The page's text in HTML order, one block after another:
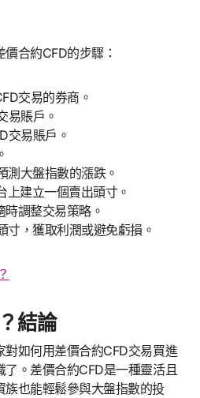
合約CFD的步驟：
交易的券商。
易賬戶。
交易賬戶。
測大盤指數的漲跌。
上建立一個賣出頭寸。
調整交易策略。
寸，獲取利潤或避免虧損。
結論
如何用差價合約CFD交易買進
。差價合約CFD是一種靈活且
也能輕鬆參與大盤指數的投